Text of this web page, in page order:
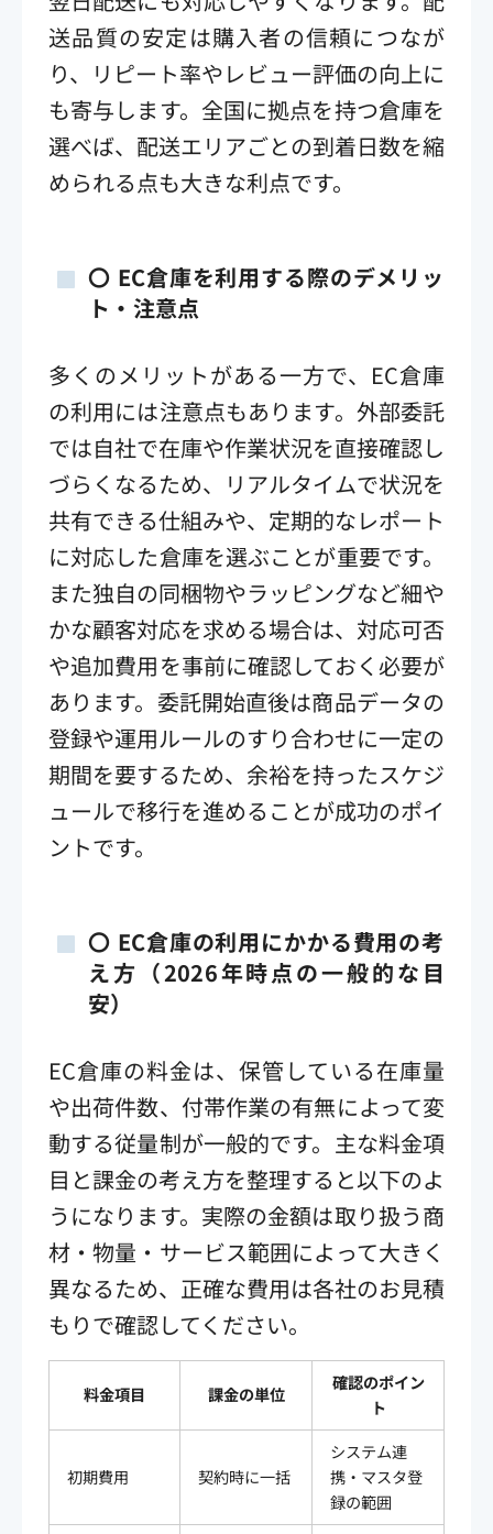
送品質の安定は購入者の信頼につなが
り、リピート率やレビュー評価の向上に
も寄与します。全国に拠点を持つ倉庫を
選べば、配送エリアごとの到着日数を縮
められる点も大きな利点です。
〇 EC倉庫を利用する際のデメリッ
ト・注意点
多くのメリットがある一方で、EC倉庫
の利用には注意点もあります。外部委託
では自社で在庫や作業状況を直接確認し
づらくなるため、リアルタイムで状況を
共有できる仕組みや、定期的なレポート
に対応した倉庫を選ぶことが重要です。
また独自の同梱物やラッピングなど細や
かな顧客対応を求める場合は、対応可否
や追加費用を事前に確認しておく必要が
あります。委託開始直後は商品データの
登録や運用ルールのすり合わせに一定の
期間を要するため、余裕を持ったスケジ
ュールで移行を進めることが成功のポイ
ントです。
〇 EC倉庫の利用にかかる費用の考
え方（2026年時点の一般的な目
安）
EC倉庫の料金は、保管している在庫量
や出荷件数、付帯作業の有無によって変
動する従量制が一般的です。主な料金項
目と課金の考え方を整理すると以下のよ
うになります。実際の金額は取り扱う商
材・物量・サービス範囲によって大きく
異なるため、正確な費用は各社のお見積
もりで確認してください。
料金項目 課金の単位
確認のポイン
ト
初期費用 契約時に一括
システム連
携・マスタ登
録の範囲